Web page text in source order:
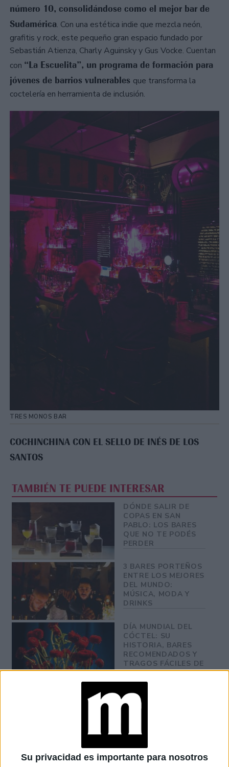
Su privacidad es importante para nosotros
número 10, consolidándose como el mejor bar de
Sudamérica. Con una estética indie que mezcla neón,
grafitis y rock, este pequeño gran espacio fundado por
Sebastián Atienza, Charly Aguinsky y Gus Vocke. Cuentan
con “La Escuelita”, un programa de formación para
jóvenes de barrios vulnerables que transforma la
coctelería en herramienta de inclusión.
TRES MONOS BAR
COCHINCHINA CON EL SELLO DE INÉS DE LOS
SANTOS
TAMBIÉN TE PUEDE INTERESAR
DÓNDE SALIR DE
COPAS EN SAN
PABLO: LOS BARES
QUE NO TE PODÉS
PERDER
3 BARES PORTEÑOS
ENTRE LOS MEJORES
DEL MUNDO:
MÚSICA, MODA Y
DRINKS
DÍA MUNDIAL DEL
CÓCTEL: SU
HISTORIA, BARES
RECOMENDADOS Y
TRAGOS FÁCILES DE
PREPARAR
posicionó en el puesto 26 del ranking. Bajo la dirección
sabores de Vietnam y Francia con un toque argentino.